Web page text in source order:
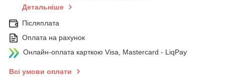
Детальніше
Післяплата
Оплата на рахунок
Онлайн-оплата карткою Visa, Mastercard - LiqPay
Всі умови оплати